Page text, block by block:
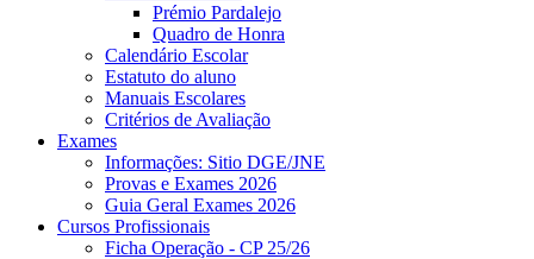
Prémio Pardalejo
Quadro de Honra
Calendário Escolar
Estatuto do aluno
Manuais Escolares
Critérios de Avaliação
Exames
Informações: Sitio DGE/JNE
Provas e Exames 2026
Guia Geral Exames 2026
Cursos Profissionais
Ficha Operação - CP 25/26